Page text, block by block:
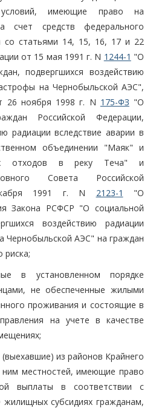
имеющие право на
счет средств федерального
со статьями 14, 15, 16, 17 и 22
от 15 мая 1991 г. N 1244-1 "О
подвергшихся воздействию
на Чернобыльской АЭС",
26 ноября 1998 г. N 175-ФЗ "О
Российской Федерации,
радиации вследствие аварии в
объединении "Маяк" и
отходов в реку Теча" и
Совета Российской
1991 г. N 2123-1
"О
Закона РСФСР "О социальной
воздействию радиации
Чернобыльской АЭС" на граждан
риска;
в установленном порядке
не обеспеченные жилыми
проживания и состоящие в
на учете в качестве
из районов Крайнего
местностей, имеющие право
выплаты в соответствии с
субсидиях гражданам,